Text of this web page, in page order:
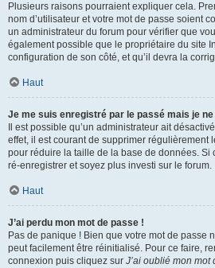
Plusieurs raisons pourraient expliquer cela.
nom d’utilisateur et votre mot de passe soient
un administrateur du forum pour vérifier que
également possible que le propriétaire du site
configuration de son côté, et qu’il devra la
Haut
Je me suis enregistré par le passé mais je
Il est possible qu’un administrateur ait
effet, il est courant de supprimer régulièrement
pour réduire la taille de la base de données. Si
ré-enregistrer et soyez plus investi sur le forum.
Haut
J’ai perdu mon mot de passe !
Pas de panique ! Bien que votre mot de passe
peut facilement être réinitialisé. Pour ce faire,
connexion puis cliquez sur J’ai oublié mon mot